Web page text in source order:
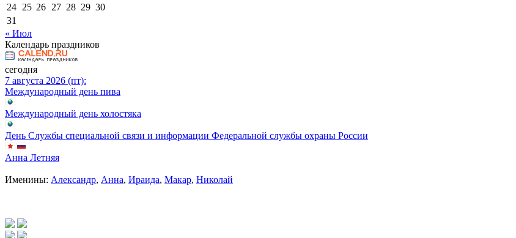
24 25 26 27 28 29 30
31
« Июл
Календарь праздников
сегодня
7 августа 2026 (пт):
Международный день пива
Международный день холостяка
День Службы специальной связи и информации Федеральной службы охраны России
Анна Летняя
Именины: Александр, Анна, Ираида, Макар, Николай